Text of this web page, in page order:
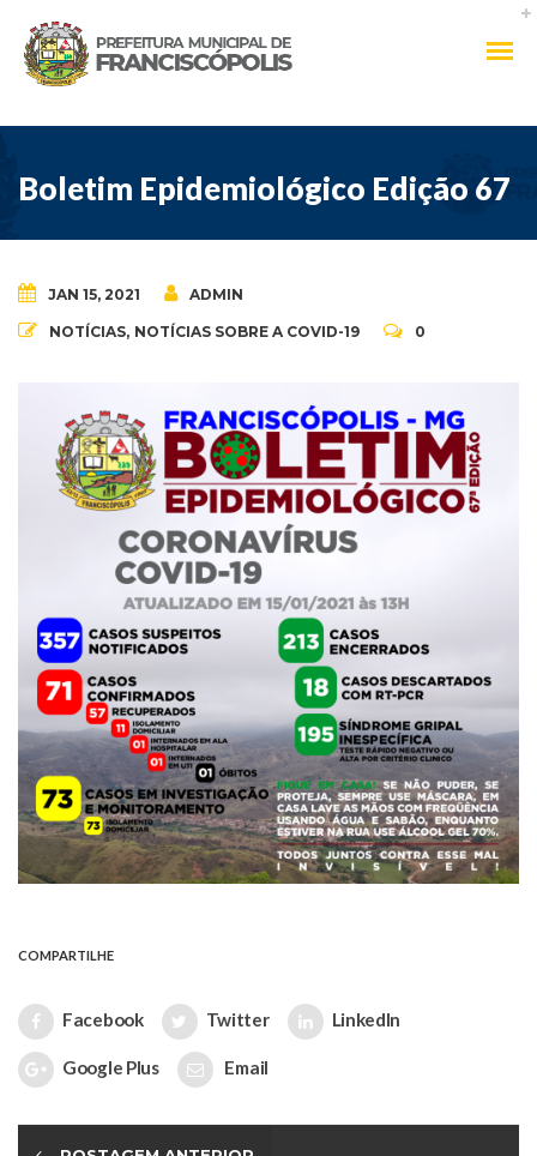
Boletim Epidemiológico Edição 67
JAN 15, 2021 ADMIN
NOTÍCIAS, NOTÍCIAS SOBRE A COVID-19 0
COMPARTILHE
Facebook Twitter LinkedIn
Google Plus Email